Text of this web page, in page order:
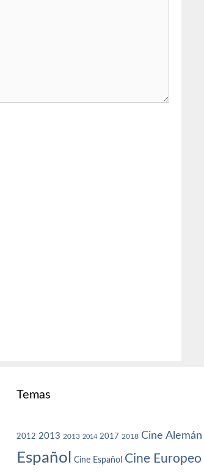
Temas
2012 2013 2013 2014 2017 2018 Cine Alemán
Español
Cine Español Cine Europeo